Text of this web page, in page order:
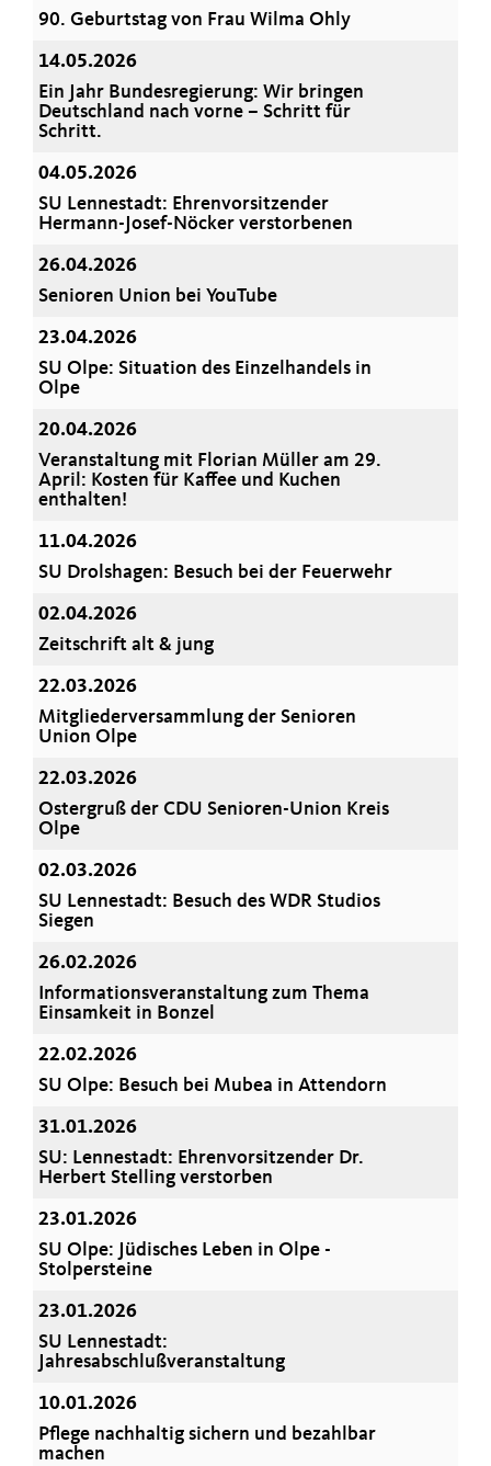
90. Geburtstag von Frau Wilma Ohly
14.05.2026
Ein Jahr Bundesregierung: Wir bringen
Deutschland nach vorne – Schritt für
Schritt.
04.05.2026
SU Lennestadt: Ehrenvorsitzender
Hermann-Josef-Nöcker verstorbenen
26.04.2026
Senioren Union bei YouTube
23.04.2026
SU Olpe: Situation des Einzelhandels in
Olpe
20.04.2026
Veranstaltung mit Florian Müller am 29.
April: Kosten für Kaffee und Kuchen
enthalten!
11.04.2026
SU Drolshagen: Besuch bei der Feuerwehr
02.04.2026
Zeitschrift alt & jung
22.03.2026
Mitgliederversammlung der Senioren
Union Olpe
22.03.2026
Ostergruß der CDU Senioren-Union Kreis
Olpe
02.03.2026
SU Lennestadt: Besuch des WDR Studios
Siegen
26.02.2026
Informationsveranstaltung zum Thema
Einsamkeit in Bonzel
22.02.2026
SU Olpe: Besuch bei Mubea in Attendorn
31.01.2026
SU: Lennestadt: Ehrenvorsitzender Dr.
Herbert Stelling verstorben
23.01.2026
SU Olpe: Jüdisches Leben in Olpe -
Stolpersteine
23.01.2026
SU Lennestadt:
Jahresabschlußveranstaltung
10.01.2026
Pflege nachhaltig sichern und bezahlbar
machen